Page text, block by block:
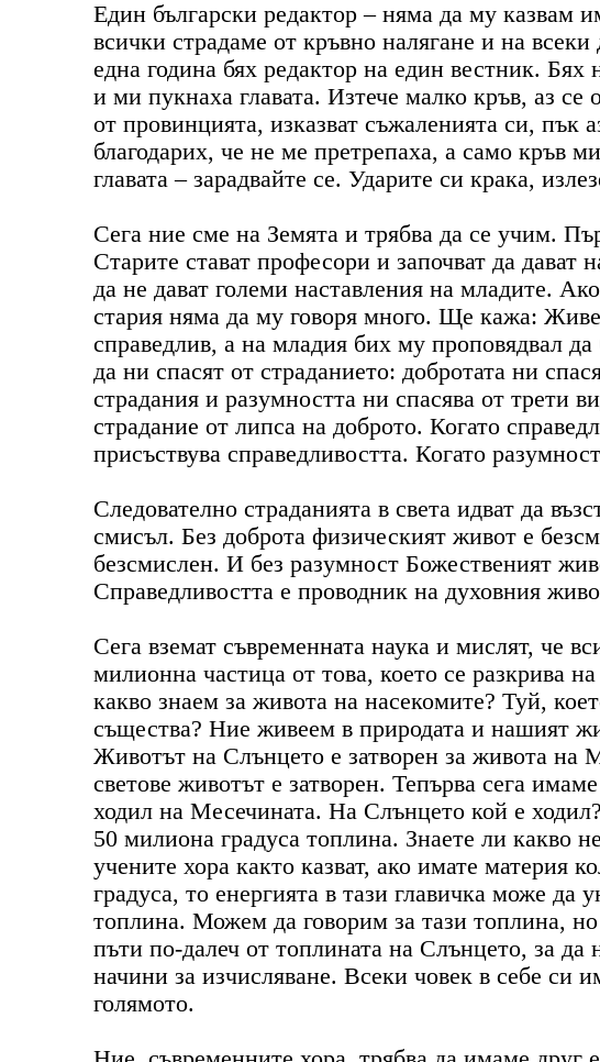
Един български редактор – няма да му казвам
всички страдаме от кръвно налягане и на
една година бях редактор на един вестник.
и ми пукнаха главата. Изтече малко кръв, аз
от провинцията, изказват съжаленията си,
благодарих, че не ме претрепаха, а само кръв
главата – зарадвайте се. Ударите си крака,
Сега ние сме на Земята и трябва да се учим.
Старите стават професори и започват да
да не дават големи наставления на младите.
стария няма да му говоря много. Ще кажа:
справедлив, а на младия бих му проповядвал
да ни спасят от страданието: добротата ни
страдания и разумността ни спасява от трети
страдание от липса на доброто. Когато
присъствува справедливостта. Когато
Следователно страданията в света идват да
смисъл. Без доброта физическият живот е
безсмислен. И без разумност Божественият
Справедливостта е проводник на духовния
Сега вземат съвременната наука и мислят, че
милионна частица от това, което се разкрива
какво знаем за живота на насекомите? Туй,
същества? Ние живеем в природата и нашият
Животът на Слънцето е затворен за живота
светове животът е затворен. Тепърва сега
ходил на Месечината. На Слънцето кой е
50 милиона градуса топлина. Знаете ли какво
учените хора както казват, ако имате материя
градуса, то енергията в тази главичка може
топлина. Можем да говорим за тази топлина,
пъти по-далеч от топлината на Слънцето, за
начини за изчисляване. Всеки човек в себе си
голямото.